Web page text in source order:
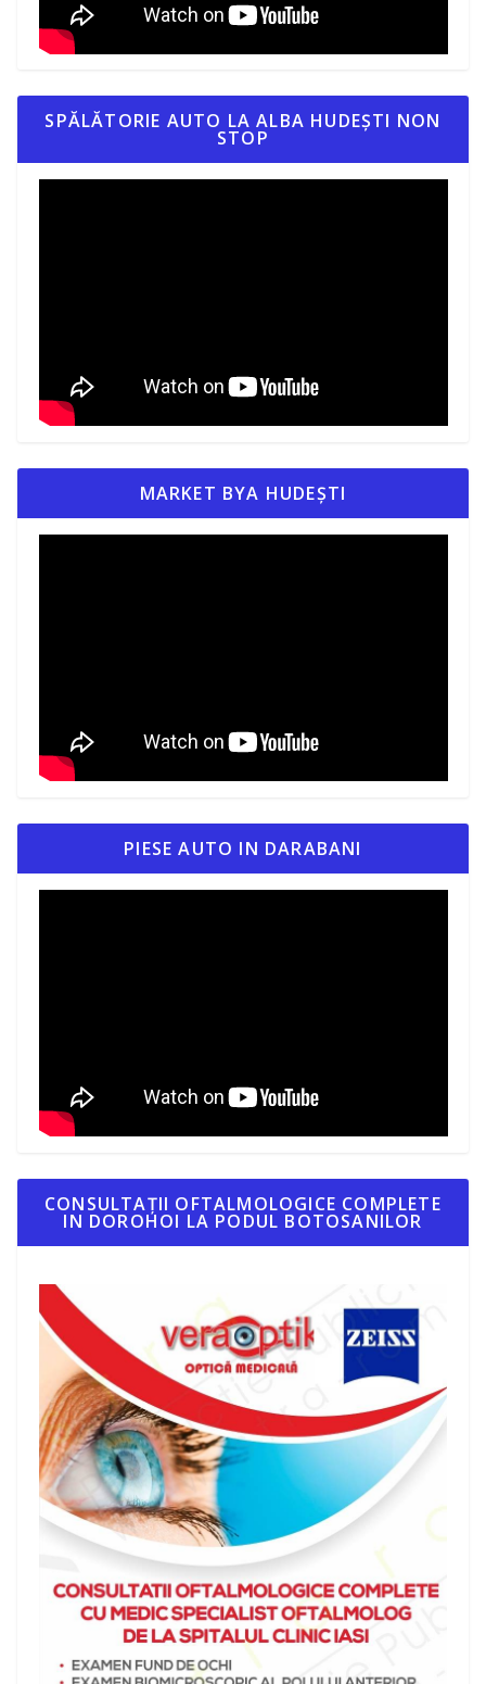
SPĂLĂTORIE AUTO LA ALBA HUDEȘTI NON
STOP
MARKET BYA HUDEȘTI
PIESE AUTO IN DARABANI
CONSULTAȚII OFTALMOLOGICE COMPLETE
IN DOROHOI LA PODUL BOTOSANILOR